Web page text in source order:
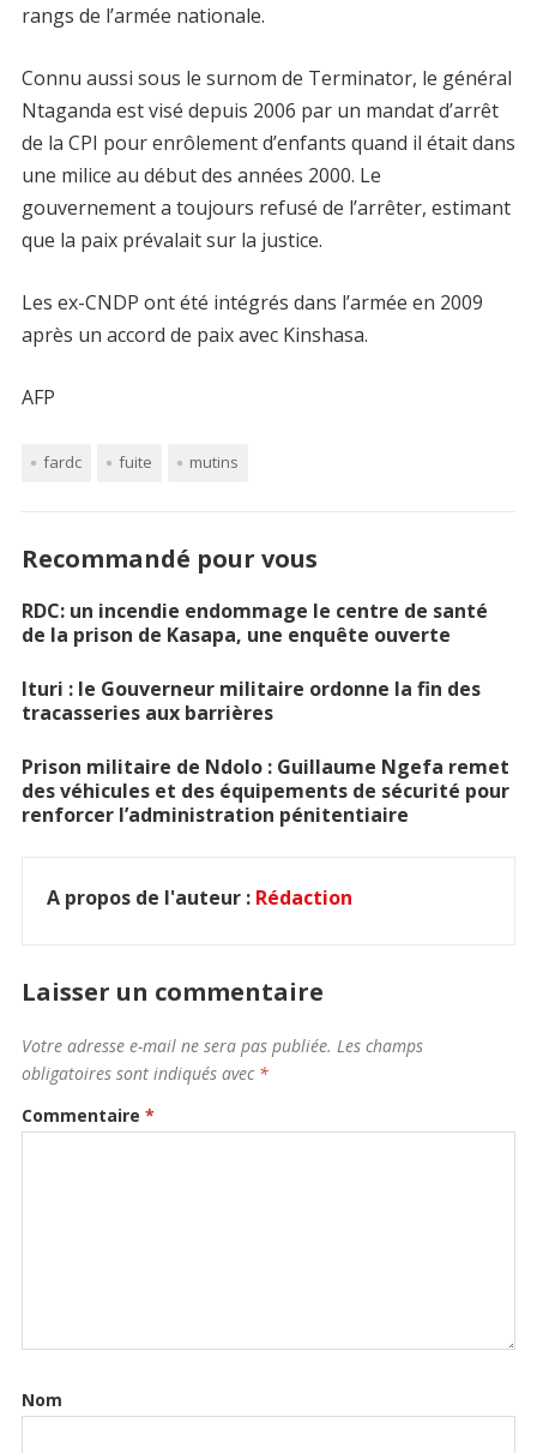
rangs de l’armée nationale.
Connu aussi sous le surnom de Terminator, le général
Ntaganda est visé depuis 2006 par un mandat d’arrêt
de la CPI pour enrôlement d’enfants quand il était dans
une milice au début des années 2000. Le
gouvernement a toujours refusé de l’arrêter, estimant
que la paix prévalait sur la justice.
Les ex-CNDP ont été intégrés dans l’armée en 2009
après un accord de paix avec Kinshasa.
AFP
fardc fuite mutins
Recommandé pour vous
RDC: un incendie endommage le centre de santé
de la prison de Kasapa, une enquête ouverte
Ituri : le Gouverneur militaire ordonne la fin des
tracasseries aux barrières
Prison militaire de Ndolo : Guillaume Ngefa remet
des véhicules et des équipements de sécurité pour
renforcer l’administration pénitentiaire
A propos de l'auteur : Rédaction
Laisser un commentaire
Votre adresse e-mail ne sera pas publiée. Les champs
obligatoires sont indiqués avec *
Commentaire *
Nom